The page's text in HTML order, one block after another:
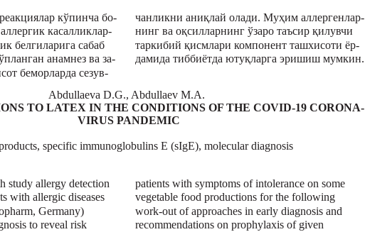
кўпинча бо-
касалликлар-
белгиларига сабаб
анамнез ва за-
беморларда сезув-
чанликни аниқлай олади. Муҳим аллергенлар-
нинг ва оқсилларнинг ўзаро таъсир қилувчи
таркибий қисмлари компонент ташхисоти ёр-
дамида тиббиётда ютуқларга эришиш мумкин.
study allergy detection
with allergic diseases
Germany)
to reveal risk
patients with symptoms of intolerance on some
vegetable food productions for the following
work-out of approaches in early diagnosis and
recommendations on prophylaxis of given
Abdullaeva D.G., Abdullaev M.A.
TO LATEX IN THE CONDITIONS OF THE COVID-19 CORONA-
VIRUS PANDEMIC
specific immunoglobulins E (sIgE), molecular diagnosis